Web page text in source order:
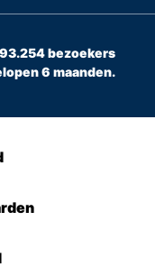
bezoekers
6 maanden.